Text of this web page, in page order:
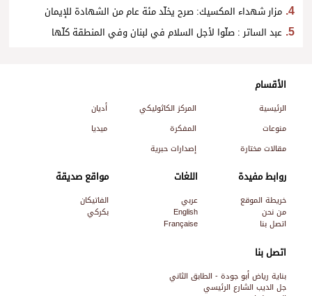
مزار شهداء المكسيك: صرح يخلّد مئة عام من الشهادة للإيمان
عبد الساتر : صلّوا لأجل السلام في لبنان وفي المنطقة كلّها
اتصل بنا
بناية رياض أبو جودة - الطابق الثاني
جل الديب الشارع الرئيسي
الأقسام
الرئيسية المركز الكاثوليكي
أديان
منوعات
المفكرة
ميديا
مقالات مختارة
إصدارات حبرية
روابط مفيدة
خريطة الموقع
من نحن
اتصل بنا
اللغات
عربي
English
Française
مواقع صديقة
الفاتيكان
بكركي